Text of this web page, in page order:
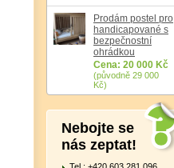
Prodám postel pro
handicapované s
bezpečnostní
ohrádkou
Cena: 20 000 Kč
(původně 29 000
Kč)
Nebojte se
nás zeptat!